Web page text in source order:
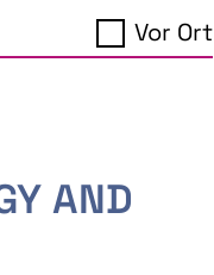
Vor Ort
AND